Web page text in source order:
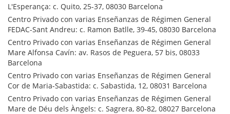
L'Esperança: c. Quito, 25-37, 08030 Barcelona
Centro Privado con varias Enseñanzas de Régimen General
FEDAC-Sant Andreu: c. Ramon Batlle, 39-45, 08030 Barcelona
Centro Privado con varias Enseñanzas de Régimen General
Mare Alfonsa Cavín: av. Rasos de Peguera, 57 bis, 08033
Barcelona
Centro Privado con varias Enseñanzas de Régimen General
Cor de Maria-Sabastida: c. Sabastida, 12, 08031 Barcelona
Centro Privado con varias Enseñanzas de Régimen General
Mare de Déu dels Àngels: c. Sagrera, 80-82, 08027 Barcelona